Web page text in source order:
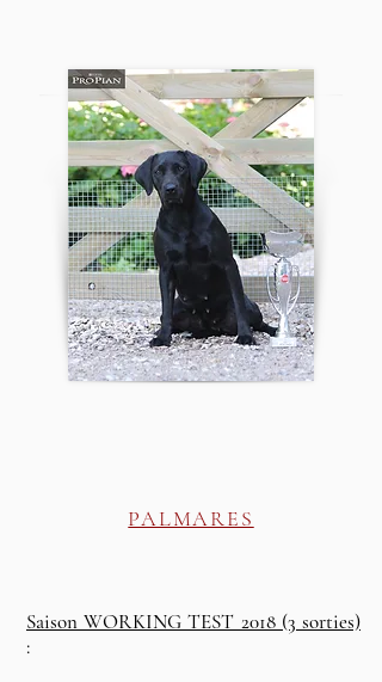
PALMARES
Saison WORKING TEST 2018 (3 sorties)
: